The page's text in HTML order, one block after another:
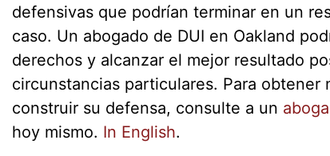
defensivas que podrían terminar en un
caso. Un abogado de DUI en Oakland
derechos y alcanzar el mejor resultado
circunstancias particulares. Para obtener
construir su defensa, consulte a un
hoy mismo. In English.